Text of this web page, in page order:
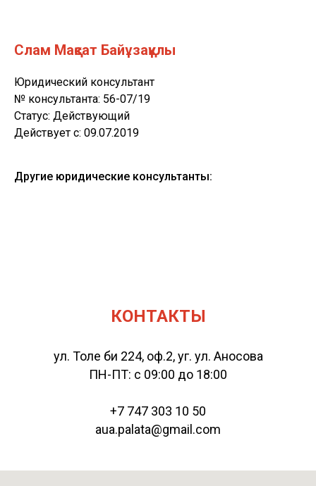
Слам Мақсат Байұзақұлы
Юридический консультант
№ консультанта: 56-07/19
Статус: Действующий
Действует c: 09.07.2019
Другие юридические консультанты:
КОНТАКТЫ
ул. Толе би 224, оф.2, уг. ул. Аносова
ПН-ПТ: с 09:00 до 18:00
+7 747 303 10 50
aua.palata@gmail.com